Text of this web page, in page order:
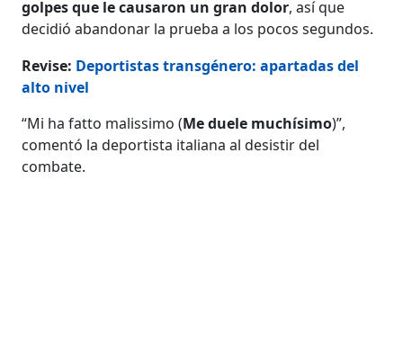
golpes que le causaron un gran dolor, así que
decidió abandonar la prueba a los pocos segundos.
Revise: Deportistas transgénero: apartadas del
alto nivel
“Mi ha fatto malissimo (Me duele muchísimo)”,
comentó la deportista italiana al desistir del
combate.